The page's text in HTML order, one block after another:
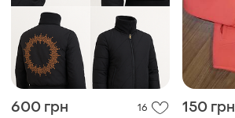
600 грн 16 150 грн